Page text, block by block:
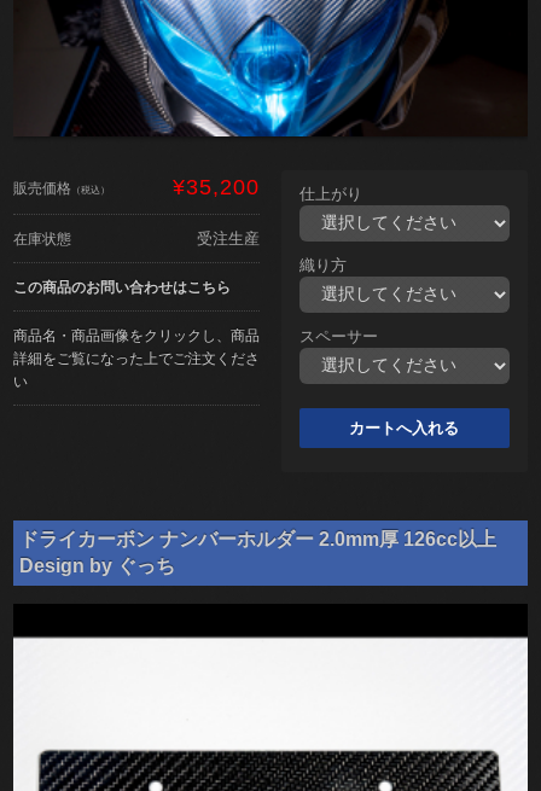
販売価格 （税込） ¥35,200
在庫状態 受注生産
この商品のお問い合わせはこちら
商品名・商品画像をクリックし、商品
詳細をご覧になった上でご注文くださ
い
仕上がり
織り方
スペーサー
ドライカーボン ナンバーホルダー 2.0mm厚 126cc以上
Design by ぐっち